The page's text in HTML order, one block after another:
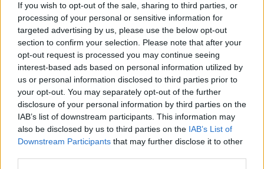
If you wish to opt-out of the sale, sharing to third parties, or
processing of your personal or sensitive information for
targeted advertising by us, please use the below opt-out
section to confirm your selection. Please note that after your
opt-out request is processed you may continue seeing
interest-based ads based on personal information utilized by
us or personal information disclosed to third parties prior to
your opt-out. You may separately opt-out of the further
disclosure of your personal information by third parties on the
IAB’s list of downstream participants. This information may
also be disclosed by us to third parties on the IAB’s List of
Downstream Participants that may further disclose it to other
ο υπολογισμός της ζήτησης ανά περίοδο του
έτους και με βάση την προέλευση-
προορισμό τους. Στον υπολογισμό των
μετακινήσεων θα υπάρχει πρόβλεψη και για
την επόμενη 10ετία.
Σε ό,τι αφορά τις αστικές μεταφορές, ο
σχεδιασμός του δικτύου θα πρέπει να
ικανοποιεί τα ακόλουθα κριτήρια: